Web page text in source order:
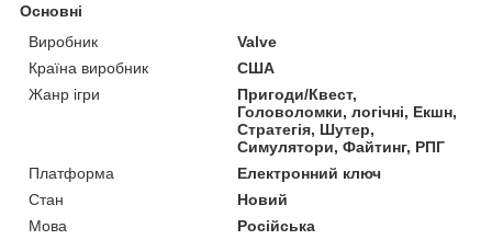
Основні
Виробник
Valve
Країна виробник
США
Жанр ігри
Пригоди/Квест,
Головоломки, логічні, Екшн,
Стратегія, Шутер,
Симулятори, Файтинг, РПГ
Платформа
Електронний ключ
Стан
Новий
Мова
Російська